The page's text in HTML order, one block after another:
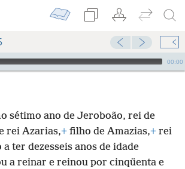
00:00
sétimo ano de Jeroboão, rei de
rei Azarias,+ filho de Amazias,+ rei
a ter dezesseis anos de idade
a reinar e reinou por cinqüenta e